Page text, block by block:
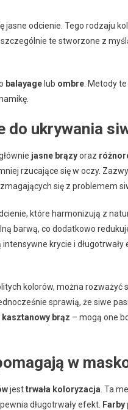
odcienie. Tego rodzaju
szczególnie te stworzone z
balayage lub ombre . Metody
do ukrywania
jasne brązyoraz
rzucające się w oczy.
się z problemem
które harmonizują z
barwą, co dodatkowo
krycie i
kolorów, można rozważyć
sprawią, że siwe
kasztanowy brąz – mogą one
w
jesttrwała koloryzacja . Ta
długotrwały efekt. Farby